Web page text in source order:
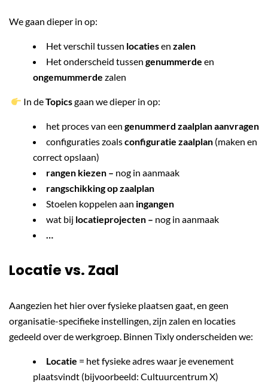
We gaan dieper in op:
Het verschil tussen locatiesen zalen
Het onderscheid tussen genummerde en
ongemummerde zalen
In deTopicsgaan we dieper in op:
het proces van een genummerd zaalplan aanvragen
configuraties zoalsconfiguratie zaalplan (maken en
correct opslaan)
rangen kiezen – nog in aanmaak
rangschikking op zaalplan
Stoelen koppelen aan ingangen
wat bij locatieprojecten – nog in aanmaak
…
Locatie vs. Zaal
Aangezien het hier over fysieke plaatsen gaat, en geen
organisatie-specifieke instellingen, zijn zalen en locaties
gedeeld over de werkgroep. Binnen Tixly onderscheiden we:
Locatie = het fysieke adres waar je evenement
plaatsvindt (bijvoorbeeld: Cultuurcentrum X)